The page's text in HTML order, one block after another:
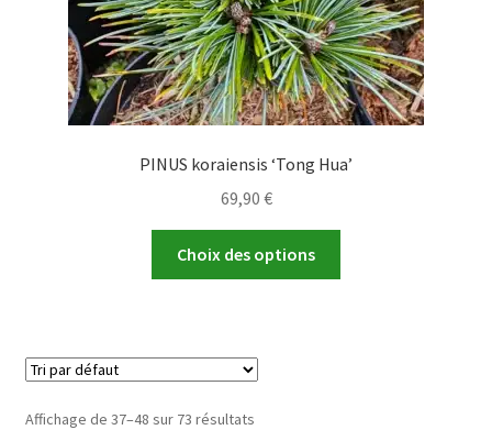
du
produit
PINUS koraiensis ‘Tong Hua’
69,90 €
Choix des options
Affichage de 37–48 sur 73 résultats